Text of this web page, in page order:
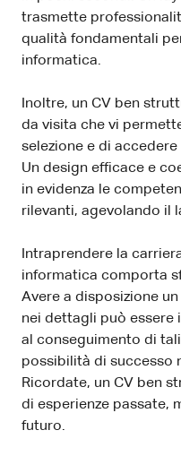
trasmette
qualità fondamentali
informatica.
Inoltre, un CV ben
da visita che vi
selezione e di
Un design efficace e
in evidenza le
rilevanti, agevolando il
Intraprendere la
informatica comporta
Avere a disposizione
nei dettagli può essere
al conseguimento di
possibilità di successo
Ricordate, un CV ben
di esperienze passate,
futuro.